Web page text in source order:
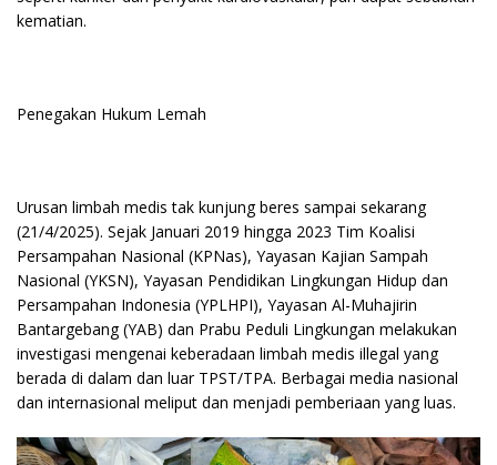
kematian.
Penegakan Hukum Lemah
Urusan limbah medis tak kunjung beres sampai sekarang
(21/4/2025). Sejak Januari 2019 hingga 2023 Tim Koalisi
Persampahan Nasional (KPNas), Yayasan Kajian Sampah
Nasional (YKSN), Yayasan Pendidikan Lingkungan Hidup dan
Persampahan Indonesia (YPLHPI), Yayasan Al-Muhajirin
Bantargebang (YAB) dan Prabu Peduli Lingkungan melakukan
investigasi mengenai keberadaan limbah medis illegal yang
berada di dalam dan luar TPST/TPA. Berbagai media nasional
dan internasional meliput dan menjadi pemberiaan yang luas.